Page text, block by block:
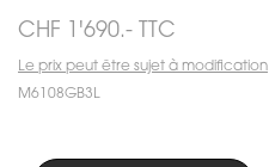
CHF 1'690.- TTC
Le prix peut être sujet à modification
M6108GB3L